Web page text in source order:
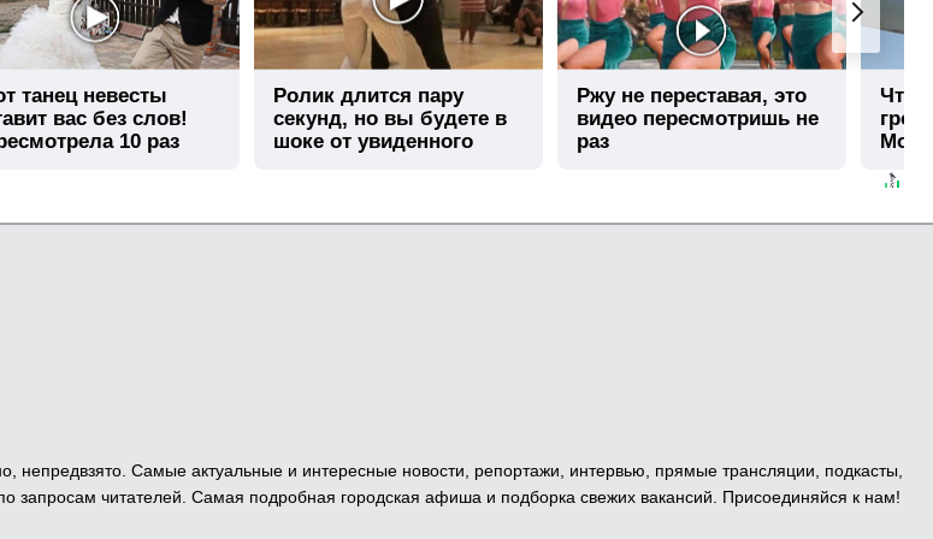
танец невесты
вас без слов!
10 раз
Ролик длится пару
секунд, но вы будете в
шоке от увиденного
Ржу не переставая, это
видео пересмотришь не
раз
Что
непредвзято. Самые актуальные и интересные новости, репортажи, интервью, прямые трансляции, подкасты,
запросам читателей. Самая подробная городская афиша и подборка свежих вакансий. Присоединяйся к нам!